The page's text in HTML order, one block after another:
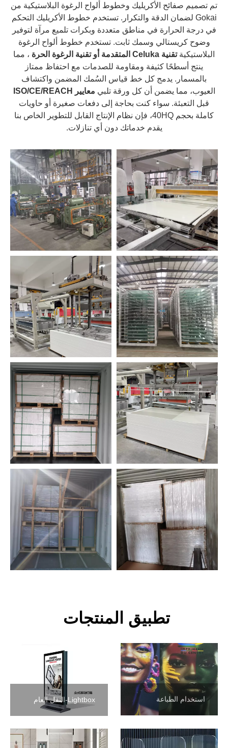
تم تصميم صفائح الأكريليك وخطوط ألواح الرغوة البلاستيكية من
Gokai لضمان الدقة والتكرار. تستخدم خطوط الأكريليك التحكم
في درجة الحرارة في مناطق متعددة وبكرات تلميع مرآة لتوفير
وضوح كريستالي وسمك ثابت. تستخدم خطوط ألواح الرغوة
البلاستيكيةتقنية Celuka المتقدمة أو تقنية الرغوة الحرة
، مما
ينتج أسطحًا كثيفة ومقاومة للصدمات مع احتفاظ ممتاز
بالمسمار. يدمج كل خط قياس السُمك المضمن واكتشاف
العيوب، مما يضمن أن كل ورقة تلبي معايير ISO/CE/REACH
قبل التعبئة. سواء كنت بحاجة إلى دفعات صغيرة أو حاويات
كاملة بحجم 40HQ، فإن نظام الإنتاج القابل للتطوير الخاص بنا
يقدم خدماتك دون أي تنازلات.
تطبيق المنتجات
استخدام الطباعة Lightbox-النقل العام